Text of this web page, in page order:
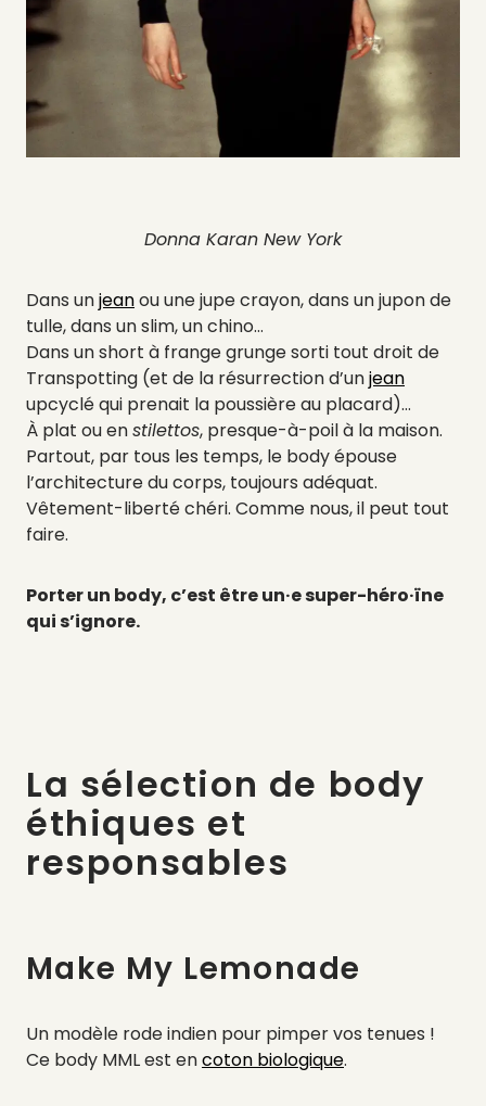
Donna Karan New York
Dans unjeanou une jupe crayon, dans un jupon de
tulle, dans un slim, un chino…
Dans un short à frange grunge sorti tout droit de
Transpotting (et de la résurrection d’unjean
upcyclé qui prenait la poussière au placard)…
À plat ou enstilettos, presque-à-poil à la maison.
Partout, par tous les temps, le body épouse
l’architecture du corps, toujours adéquat.
Vêtement-liberté chéri. Comme nous, il peut tout
faire.
Porter un body, c’est être un·e super-héro·ïne
qui s’ignore.
La sélection de body
éthiques et
responsables
Make My Lemonade
Un modèle rode indien pour pimper vos tenues !
Ce body MML est encoton biologique.